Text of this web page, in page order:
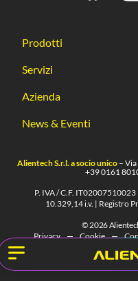
Prodotti
Servizi
Azienda
News & Eventi
Alientech S.r.l. a socio unico –
+39 0161
P. IVA / C.F.
10.329,14 i.v. | Registro
© 2026
Privacy
Cookie